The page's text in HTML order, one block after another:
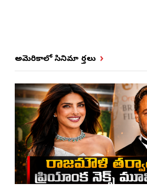
అమెరికాలో సినిమా వార్తలు